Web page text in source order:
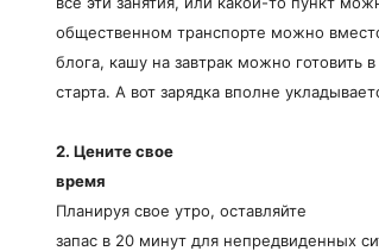
общественном транспорте можно
блога, кашу на завтрак можно готовить
старта. А вот зарядка вполне
2. Цените свое
время
Планируя свое утро, оставляйте
запас в 20 минут для непредвиденных